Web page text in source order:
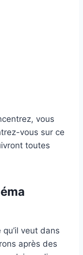
vous
vous sur ce
toutes
veut dans
après des